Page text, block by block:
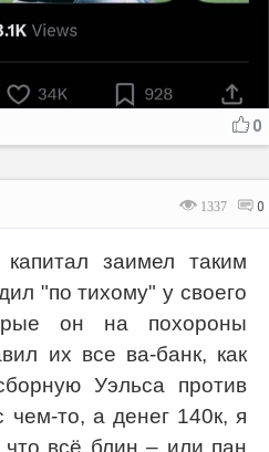
0
1337 0
заимел таким
"по тихому" у своего
он на похороны
их все ва-банк, как
Уэльса против
то, а денег 140к, я
всё блин – или пан